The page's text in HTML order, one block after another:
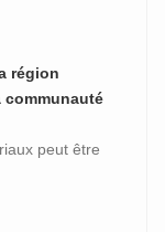
région
communauté
peut être